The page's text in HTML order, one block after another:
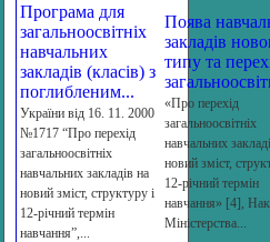
Програма для
загальноосвітніх
навчальних
закладів (класів) з
поглибленим...
України від 16. 11. 2000
№1717 “Про перехід
загальноосвітніх
навчальних закладів на
новий зміст, структуру і
12-річний термін
навчання”,...
Поява
закладiв
типу та
«Про перехід
загальноосвітніх
навчальних
новий зміст,
12-річний термін
навчання» [4],
Міністерства...